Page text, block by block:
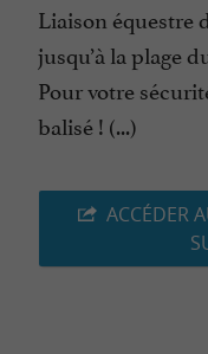
Liaison équestre
jusqu’à la plage
Pour votre
balisé ! (...)
ACCÉDER